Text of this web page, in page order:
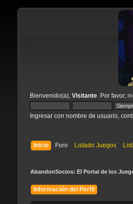
Bienvenido(a), Visitante. Por favor,
Ingresar con nombre de usuario,
Inicio Foro Listado Juegos
AbandonSocios: El Portal de los
Información del Perfil